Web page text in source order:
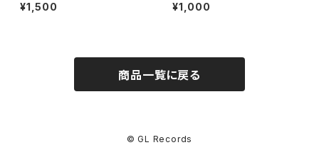
¥1,500 ¥1,000
商品一覧に戻る
© GL Records